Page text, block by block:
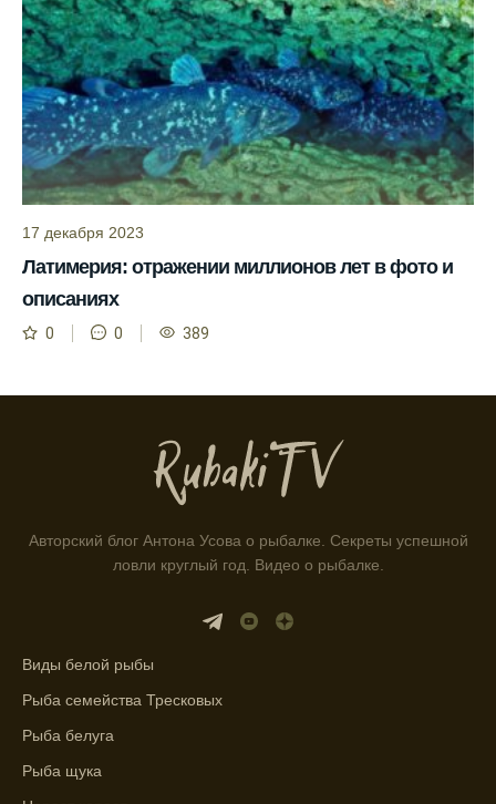
учетом прогноза клева.
Сезонная таблица активности рыбы
помогает планировать рыбалку в разные
месяцы.
Инструкция по подготовке к рыбалке
учитывает прогноз клева.
Благодаря фазам луны, я всегда могу
ловли.
Способ предсказать клев рыбы включает в
себя анализ фаз луны и погоды.
Информация о каждом типе рыбы в
приложении помогает выбрать наилучшие
места для рыбалки.
Прогноз клева учитывает влияние лунных
Узнайте вероятности успешной ловли на
ближайшие дни с прогнозом клева.
График клева рыбы зависит от фаз луны и
17 декабря 2023
Латимерия: отражении миллионов лет в фото и
описаниях
0 0 389
Авторский блог Антона Усова о рыбалке. Секреты успешной
ловли круглый год. Видео о рыбалке.
Виды белой рыбы
Рыба семейства Тресковых
Рыба белуга
Рыба щука